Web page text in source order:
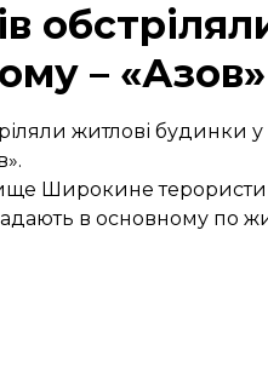
– «Азов»
житлові
Широкине терористи
в основному по